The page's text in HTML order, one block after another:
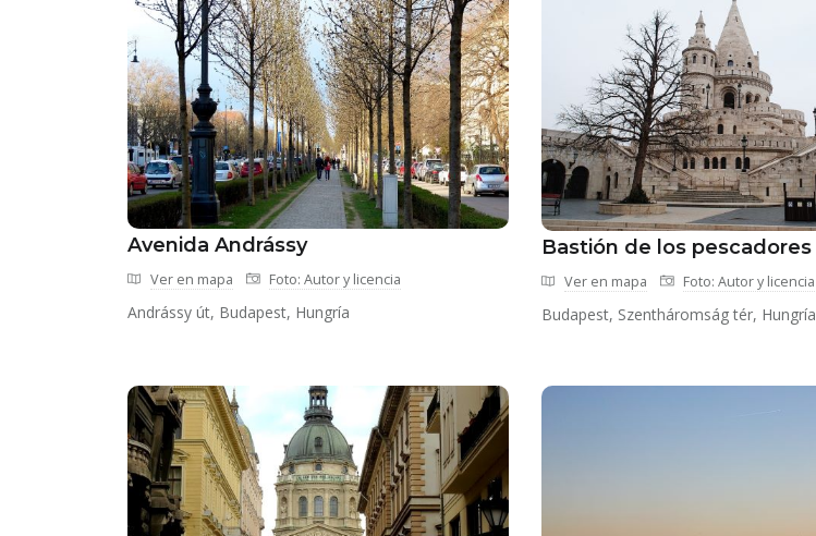
Avenida Andrássy
Ver en mapa Foto: Autor y licencia
Andrássy út, Budapest, Hungría
Bastión de los pescadores
Ver en mapa Foto: Autor y licencia
Budapest, Szentháromság tér, Hungría